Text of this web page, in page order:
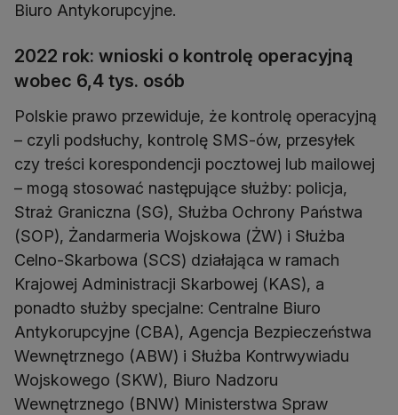
Biuro Antykorupcyjne.
2022 rok: wnioski o kontrolę operacyjną
wobec 6,4 tys. osób
Polskie prawo przewiduje, że kontrolę operacyjną
– czyli podsłuchy, kontrolę SMS-ów, przesyłek
czy treści korespondencji pocztowej lub mailowej
– mogą stosować następujące służby: policja,
Straż Graniczna (SG), Służba Ochrony Państwa
(SOP), Żandarmeria Wojskowa (ŻW) i Służba
Celno-Skarbowa (SCS) działająca w ramach
Krajowej Administracji Skarbowej (KAS), a
ponadto służby specjalne: Centralne Biuro
Antykorupcyjne (CBA), Agencja Bezpieczeństwa
Wewnętrznego (ABW) i Służba Kontrwywiadu
Wojskowego (SKW), Biuro Nadzoru
Wewnętrznego (BNW) Ministerstwa Spraw